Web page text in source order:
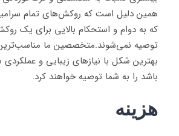
همین دلیل است که روکش‌های تمام
که به دوام و استحکام بالایی برای یک
توصیه نمی‌شوند.متخصصین ما
بهترین شکل با نیازهای زیبایی و
باشد را به شما توصیه خواهند کرد.
هزینه